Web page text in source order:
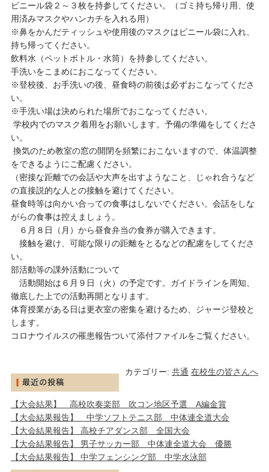
ビニール袋２～３枚を持参してください。（ゴミ持ち帰り用、使
用済みマスクやハンカチを入れる用）
※鼻をかんだティッシュや使用後のマスクはビニール袋に入れ、
持ち帰ってください。
飲料水（ペットボトル・水筒）を持参してください。
手洗いをこまめにおこなってください。
※登校後、お手洗いの後、昼食時の前後は必ずおこなってくださ
い。
※手洗い場は決められた場所でおこなってください。
学校内でのマスク着用をお願いします。予備の準備をしてくださ
い。
換気のため教室の窓の開閉を頻繁におこないますので、体温調整
をできるようにご配慮ください。
（密接な距離での会話や大声を出すようなこと、じゃれ合うなど
の直接説的な人との接触を避けてください。
昼食時等は向かい合っての食事はしないでください。会話をしな
がらの食事は控えましょう。
６月８日（月）から昼食弁当の食券が購入できます。
接触を避け、可能な限りの距離をとるなどの配慮をしてくださ
い。
部活動等の課外活動について
活動開始は６月９日（火）の予定です。ガイドラインを周知、
徹底した上での活動再開となります。
体育授業がある日は更衣室の密集を避けるため、ジャージ登校と
します。
コロナウイルスの罹患報告ついて添付ファイルをご覧ください。
カテゴリー:共通 在校生の皆さんへ
【大会結果】 高校吹奏楽部 吹コン地区予選 A編金賞
【大会結果報告】 中学ソフトテニス部 中体連全道大会
【大会結果報告】 高校チアダンス部 全国大会
【大会結果報告】 男子サッカー部 中体連全道大会 優勝
【大会結果報告】 中学フェンシング部 中学水泳部